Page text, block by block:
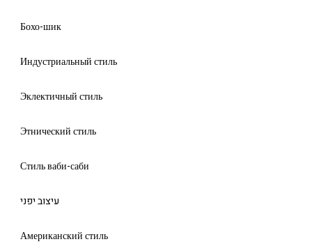
Бохо-шик
Индустриальный стиль
Эклектичный стиль
Этнический стиль
Стиль ваби-саби
עיצוב יפני
Американский стиль